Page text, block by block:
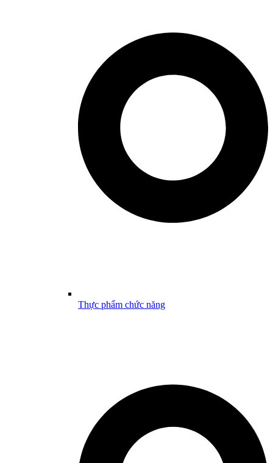
Thực phẩm chức năng